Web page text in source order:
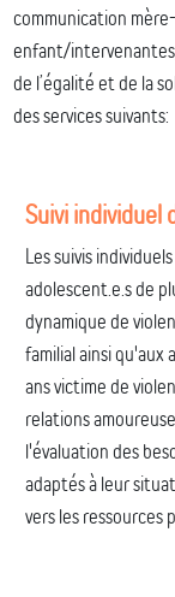
communication
enfant/
de l’égalité et de la
des services suivants:
Suivi individuel
Les suivis
adolescent.e.s de
dynamique de
familial ainsi qu'aux
ans victime de
relations
l'évaluation des
adaptés à leur
vers les ressources